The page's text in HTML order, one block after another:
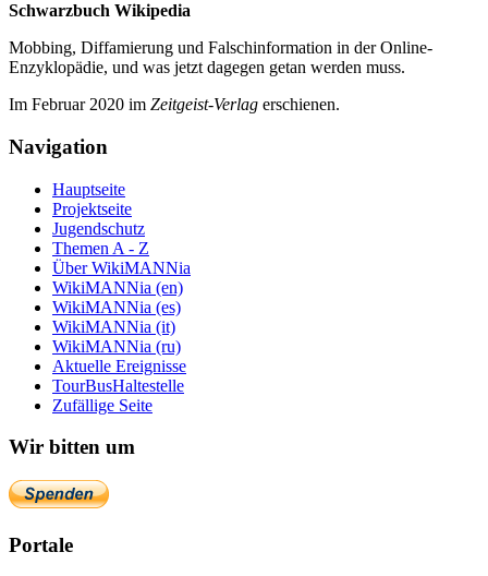
Schwarzbuch Wikipedia
Mobbing, Diffamierung und Falsch­information in der Online-
Enzyklo­pädie, und was jetzt da­gegen getan werden muss.
Im Februar 2020 im Zeit­geist-Verlag erschienen.
Navigation
Hauptseite
Projektseite
Jugendschutz
Themen A - Z
Über WikiMANNia
WikiMANNia (en)
WikiMANNia (es)
WikiMANNia (it)
WikiMANNia (ru)
Aktuelle Ereignisse
TourBusHaltestelle
Zufällige Seite
Wir bitten um
Portale